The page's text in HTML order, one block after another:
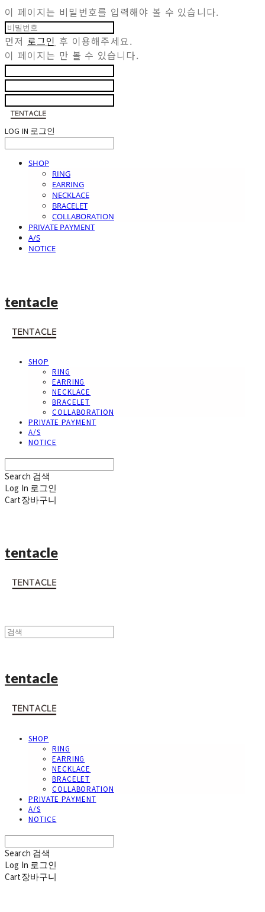
이 페이지는 비밀번호를 입력해야 볼 수 있습니다.
먼저 로그인 후 이용해주세요.
이 페이지는 만 볼 수 있습니다.
LOG IN 로그인
SHOP
RING
EARRING
NECKLACE
BRACELET
COLLABORATION
PRIVATE PAYMENT
A/S
NOTICE
tentacle
SHOP
RING
EARRING
NECKLACE
BRACELET
COLLABORATION
PRIVATE PAYMENT
A/S
NOTICE
Search 검색
Log In 로그인
Cart장바구니
tentacle
tentacle
SHOP
RING
EARRING
NECKLACE
BRACELET
COLLABORATION
PRIVATE PAYMENT
A/S
NOTICE
Search 검색
Log In 로그인
Cart장바구니